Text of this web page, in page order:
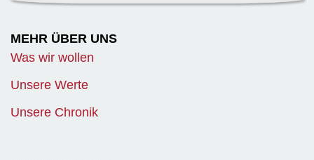
MEHR ÜBER UNS
Was wir wollen
Unsere Werte
Unsere Chronik